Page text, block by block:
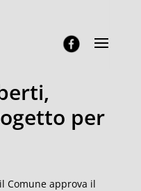
per
Comune approva il